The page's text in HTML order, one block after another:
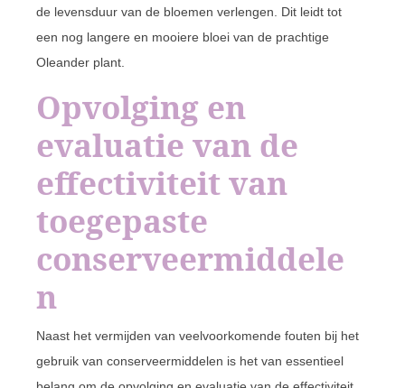
de levensduur van de bloemen verlengen. Dit leidt tot
een nog langere en mooiere bloei van de prachtige
Oleander plant.
Opvolging en
evaluatie van de
effectiviteit van
toegepaste
conserveermiddele
n
Naast het vermijden van veelvoorkomende fouten bij het
gebruik van conserveermiddelen is het van essentieel